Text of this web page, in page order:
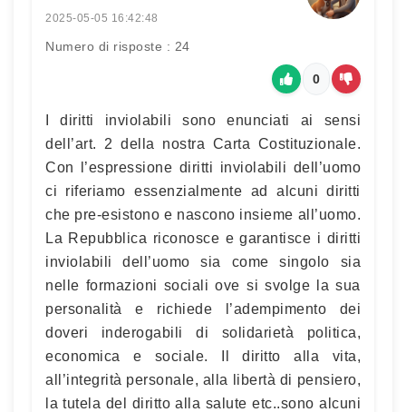
2025-05-05 16:42:48
Numero di risposte : 24
0
I diritti inviolabili sono enunciati ai sensi
dell’art. 2 della nostra Carta Costituzionale.
Con l’espressione diritti inviolabili dell’uomo
ci riferiamo essenzialmente ad alcuni diritti
che pre-esistono e nascono insieme all’uomo.
La Repubblica riconosce e garantisce i diritti
inviolabili dell’uomo sia come singolo sia
nelle formazioni sociali ove si svolge la sua
personalità e richiede l’adempimento dei
doveri inderogabili di solidarietà politica,
economica e sociale. Il diritto alla vita,
all’integrità personale, alla libertà di pensiero,
la tutela del diritto alla salute etc..sono alcuni